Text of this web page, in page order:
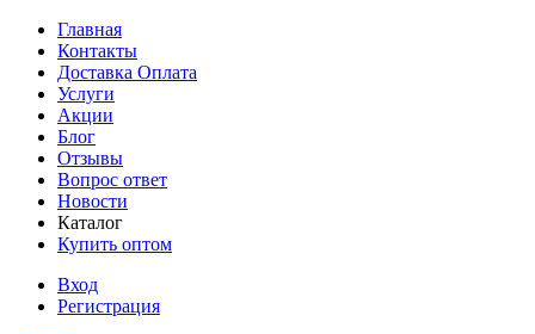
Главная
Контакты
Доставка Оплата
Услуги
Акции
Блог
Отзывы
Вопрос ответ
Новости
Каталог
Купить оптом
Вход
Регистрация